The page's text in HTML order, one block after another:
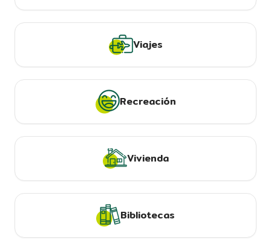
Viajes
Recreación
Vivienda
Bibliotecas